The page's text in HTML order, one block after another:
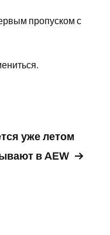
пропуском с
уже летом
в AEW